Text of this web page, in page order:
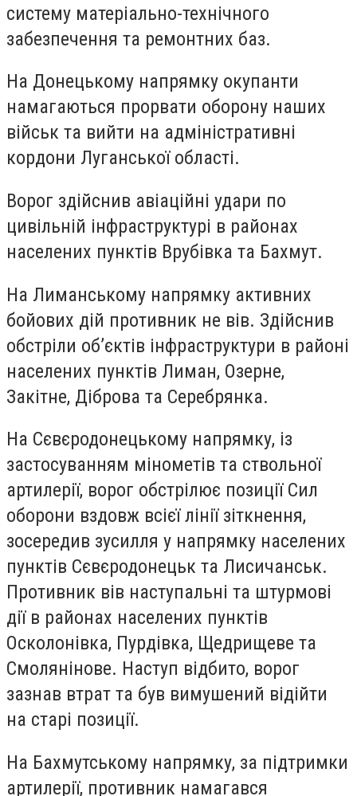
систему матеріально-технічного
забезпечення та ремонтних баз.
На Донецькому напрямку окупанти
намагаються прорвати оборону наших
військ та вийти на адміністративні
кордони Луганської області.
Ворог здійснив авіаційні удари по
цивільній інфраструктурі в районах
населених пунктів Врубівка та Бахмут.
На Лиманському напрямку активних
бойових дій противник не вів. Здійснив
обстріли об’єктів інфраструктури в районі
населених пунктів Лиман, Озерне,
Закітне, Діброва та Серебрянка.
На Сєвєродонецькому напрямку, із
застосуванням мінометів та ствольної
артилерії, ворог обстрілює позиції Сил
оборони вздовж всієї лінії зіткнення,
зосередив зусилля у напрямку населених
пунктів Сєвєродонецьк та Лисичанськ.
Противник вів наступальні та штурмові
дії в районах населених пунктів
Осколонівка, Пурдівка, Щедрищеве та
Смолянінове. Наступ відбито, ворог
зазнав втрат та був вимушений відійти
на старі позиції.
На Бахмутському напрямку, за підтримки
артилерії, противник намагався